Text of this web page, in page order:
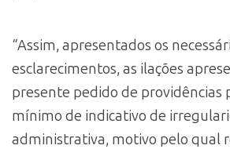
“Assim, apresentados os
esclarecimentos, as ilações
presente pedido de providências
mínimo de indicativo de
administrativa, motivo pelo qual